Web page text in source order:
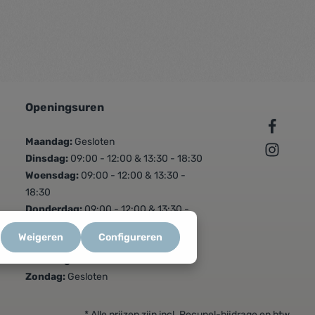
Openingsuren
Maandag: Gesloten
Dinsdag: 09:00 - 12:00 & 13:30 - 18:30
Woensdag: 09:00 - 12:00 & 13:30 -
18:30
Donderdag:09:00 - 12:00 & 13:30 -
18:30
Vrijdag: 09:00 - 12:00 & 13:30 - 18:30
Zondag: Gesloten
Weigeren Configureren